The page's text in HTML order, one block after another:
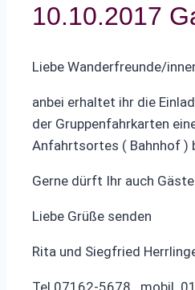
10.10.2017
Liebe Wanderfreunde/
anbei erhaltet ihr die
der Gruppenfahrkarten
Anfahrtsortes ( Bahnhof )
Gerne dürft Ihr auch
Liebe Grüße senden
Rita und Siegfried